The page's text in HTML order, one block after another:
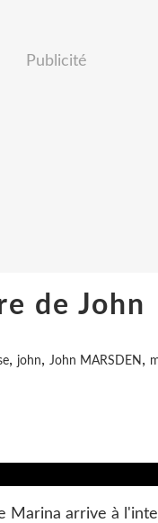
Publicité
de John
, john, John MARSDEN ,
Marina arrive à